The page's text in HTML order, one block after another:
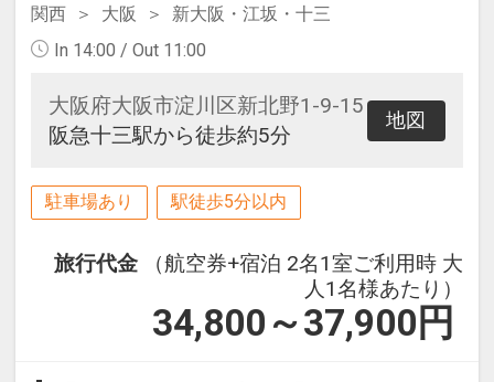
関西 大阪
新大阪・江坂・十三
In 14:00 / Out 11:00
大阪府大阪市淀川区新北野1-9-15
阪急十三駅から徒歩約5分
地図
駐車場あり 駅徒歩5分以内
旅行代金
（航空券+宿泊 2名1室ご利用時 大
人1名様あたり）
34,800～37,900 円